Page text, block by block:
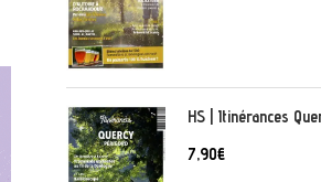
HS | Itinérances
7,90€